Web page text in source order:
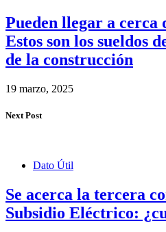
Pueden llegar a cerca
Estos son los sueldos
de la construcción
19 marzo, 2025
Next Post
Dato Útil
Se acerca la tercera
Subsidio Eléctrico: